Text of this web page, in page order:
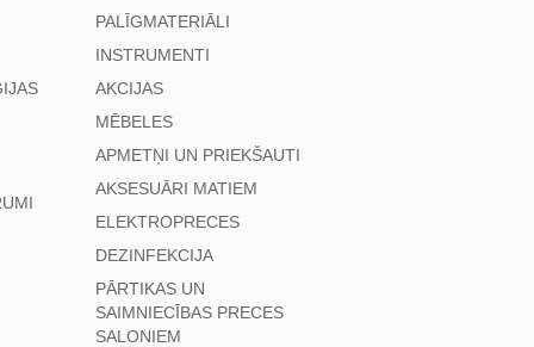
PALĪGMATERIĀLI
INSTRUMENTI
AKCIJAS
MĒBELES
APMETŅI UN PRIEKŠAUTI
AKSESUĀRI MATIEM
ELEKTROPRECES
DEZINFEKCIJA
PĀRTIKAS UN
SAIMNIECĪBAS PRECES
SALONIEM